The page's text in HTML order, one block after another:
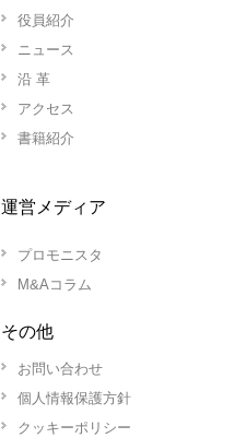
役員紹介
ニュース
沿 革
アクセス
書籍紹介
運営メディア
プロモニスタ
M&Aコラム
その他
お問い合わせ
個人情報保護方針
クッキーポリシー